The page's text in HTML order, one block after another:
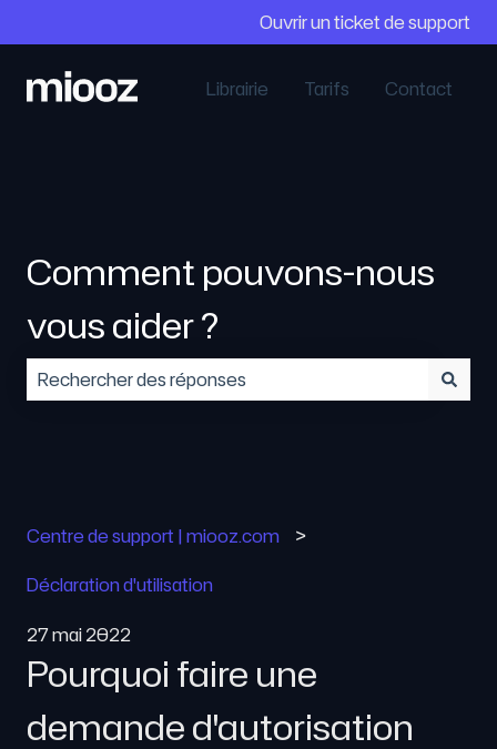
Ouvrir un ticket de support
Librairie Tarifs Contact
Comment pouvons-nous
vous aider ?
Centre de support | miooz.com
Déclaration d'utilisation
27 mai 2022
Pourquoi faire une
demande d'autorisation